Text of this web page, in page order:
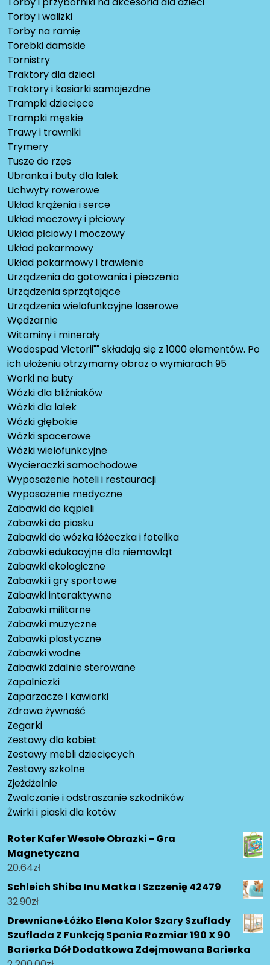
Torby i walizki
Torby na ramię
Torebki damskie
Tornistry
Traktory dla dzieci
Traktory i kosiarki samojezdne
Trampki dziecięce
Trampki męskie
Trawy i trawniki
Trymery
Tusze do rzęs
Ubranka i buty dla lalek
Uchwyty rowerowe
Układ krążenia i serce
Układ moczowy i płciowy
Układ płciowy i moczowy
Układ pokarmowy
Układ pokarmowy i trawienie
Urządzenia do gotowania i pieczenia
Urządzenia sprzątające
Urządzenia wielofunkcyjne laserowe
Wędzarnie
Witaminy i minerały
Wodospad Victorii"" składają się z 1000 elementów. Po
ich ułożeniu otrzymamy obraz o wymiarach 95
Worki na buty
Wózki dla bliźniaków
Wózki dla lalek
Wózki głębokie
Wózki spacerowe
Wózki wielofunkcyjne
Wycieraczki samochodowe
Wyposażenie hoteli i restauracji
Wyposażenie medyczne
Zabawki do kąpieli
Zabawki do piasku
Zabawki do wózka łóżeczka i fotelika
Zabawki edukacyjne dla niemowląt
Zabawki ekologiczne
Zabawki i gry sportowe
Zabawki interaktywne
Zabawki militarne
Zabawki muzyczne
Zabawki plastyczne
Zabawki wodne
Zabawki zdalnie sterowane
Zapalniczki
Zaparzacze i kawiarki
Zdrowa żywność
Zegarki
Zestawy dla kobiet
Zestawy mebli dziecięcych
Zestawy szkolne
Zjeżdżalnie
Zwalczanie i odstraszanie szkodników
Żwirki i piaski dla kotów
Roter Kafer Wesołe Obrazki - Gra
Magnetyczna
20.64zł
Schleich Shiba Inu Matka I Szczenię 42479
32.90zł
Drewniane Łóżko Elena Kolor Szary Szuflady
Szuflada Z Funkcją Spania Rozmiar 190 X 90
Barierka Dół Dodatkowa Zdejmowana Barierka